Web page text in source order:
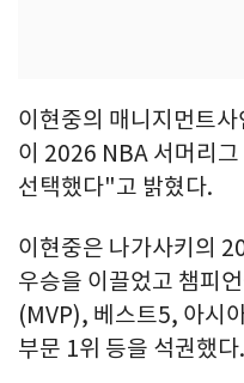
이현중의 매니지먼트
이 2026 NBA 서머리
선택했다"고 밝혔다.
이현중은 나가사키의
우승을 이끌었고 챔피
(MVP), 베스트5, 아시
부문 1위 등을 석권했다.